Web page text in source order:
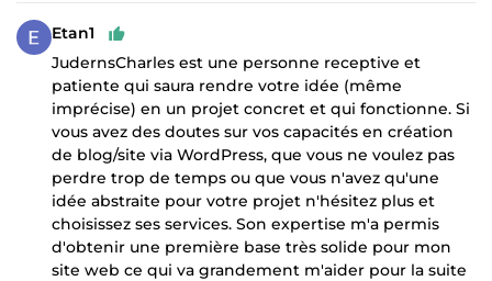
Etan1
JudernsCharles est une personne receptive et
patiente qui saura rendre votre idée (même
imprécise) en un projet concret et qui fonctionne. Si
vous avez des doutes sur vos capacités en création
de blog/site via WordPress, que vous ne voulez pas
perdre trop de temps ou que vous n'avez qu'une
idée abstraite pour votre projet n'hésitez plus et
choisissez ses services. Son expertise m'a permis
d'obtenir une première base très solide pour mon
site web ce qui va grandement m'aider pour la suite